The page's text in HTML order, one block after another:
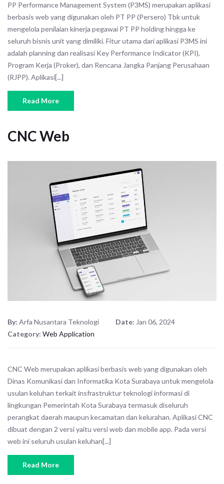
PP Performance Management System (P3MS) merupakan aplikasi
berbasis web yang digunakan oleh PT PP (Persero) Tbk untuk
mengelola penilaian kinerja pegawai PT PP holding hingga ke
seluruh bisnis unit yang dimiliki. Fitur utama dari aplikasi P3MS ini
adalah planning dan realisasi Key Performance Indicator (KPI),
Program Kerja (Proker), dan Rencana Jangka Panjang Perusahaan
(RJPP). Aplikasi[...]
Read More
CNC Web
By: Arfa Nusantara Teknologi Date: Jan 06, 2024
Category: Web Application
CNC Web merupakan aplikasi berbasis web yang digunakan oleh
Dinas Komunikasi dan Informatika Kota Surabaya untuk mengelola
usulan keluhan terkait insfrastruktur teknologi informasi di
lingkungan Pemerintah Kota Surabaya termasuk diseluruh
perangkat daerah maupun kecamatan dan kelurahan. Aplikasi CNC
dibuat dengan 2 versi yaitu versi web dan mobile app. Pada versi
web ini seluruh usulan keluhan[...]
Read More